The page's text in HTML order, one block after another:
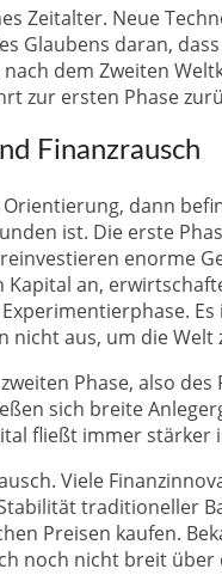
Zeitalter. Neue
Glaubens daran,
dem Zweiten
zur ersten Phase
Finanzrausch
dann
ist. Die erste
enorme
Kapital an,
nicht aus, um die Welt
Phase, also
sich breite
fließt immer stärker
Viele
traditioneller
Preisen kaufen.
noch nicht breit